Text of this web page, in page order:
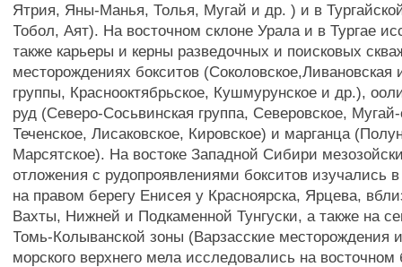
Ятрия, Яны-Манья, Толья, Мугай и др. ) и в
Тобол, Аят). На восточном склоне Урала и в Тургае
также карьеры и керны разведочных и поисковых
месторождениях бокситов (Соколовское,Ливановская
группы, Краснооктябрьское, Кушмурунское и др.),
руд (Северо-Сосьвинская группа, Северовское,
Теченское, Лисаковское, Кировское) и марганца
Марсятское). На востоке Западной Сибири
отложения с рудопроявлениями бокситов изучались
на правом берегу Енисея у Красноярска, Ярцева,
Вахты, Нижней и Подкаменной Тунгуски, а также на
Томь-Колыванской зоны (Варзасские месторождения
морского верхнего мела исследовались на восточном